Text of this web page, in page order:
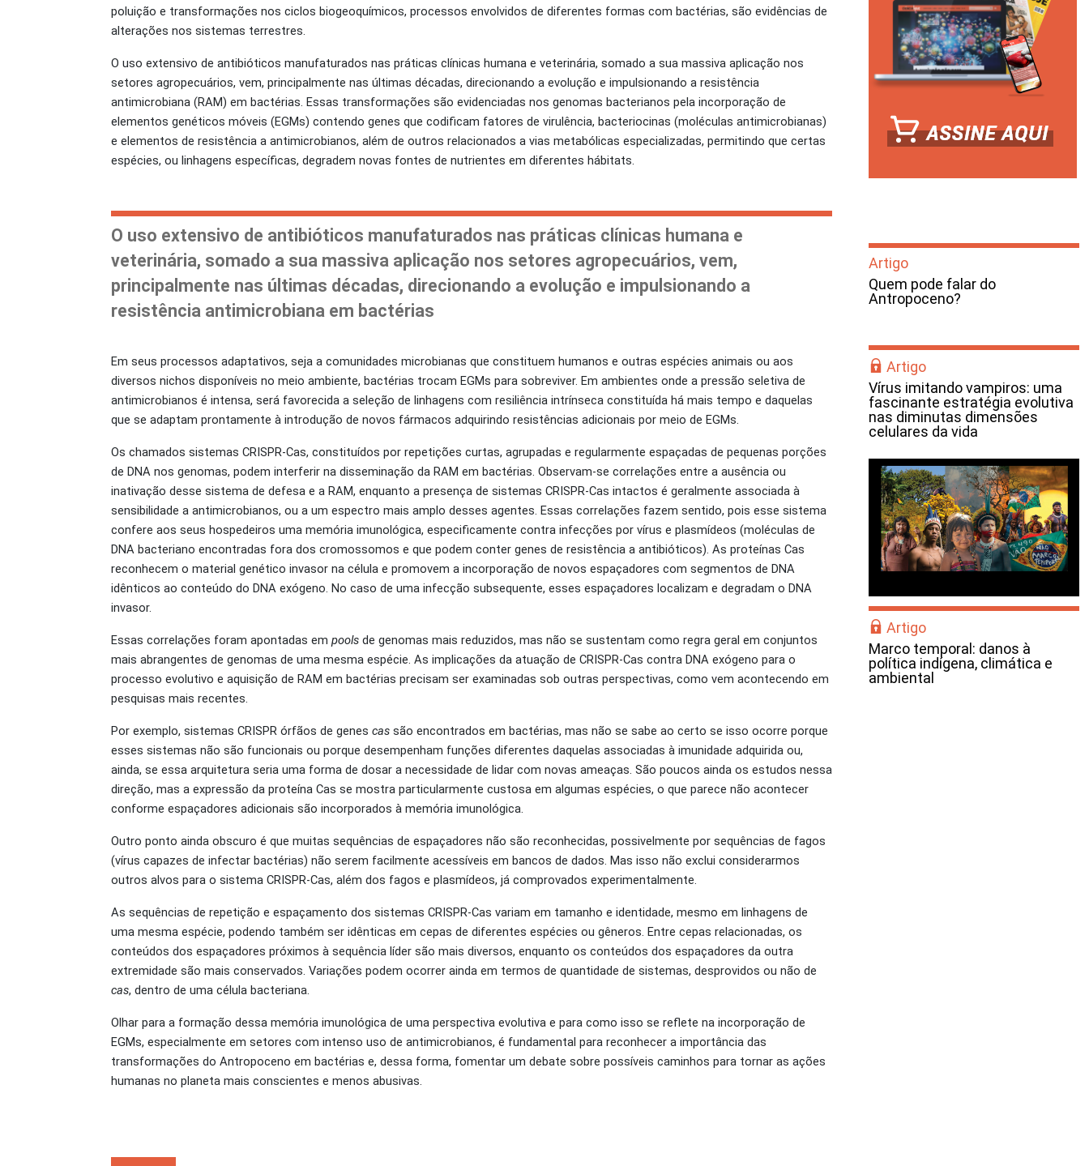
poluição e transformações nos ciclos biogeoquímicos, processos envolvidos de diferentes formas com bactérias, são evidências de
alterações nos sistemas terrestres.
O uso extensivo de antibióticos manufaturados nas práticas clínicas humana e veterinária, somado a sua massiva aplicação nos
setores agropecuários, vem, principalmente nas últimas décadas, direcionando a evolução e impulsionando a resistência
antimicrobiana (RAM) em bactérias. Essas transformações são evidenciadas nos genomas bacterianos pela incorporação de
elementos genéticos móveis (EGMs) contendo genes que codificam fatores de virulência, bacteriocinas (moléculas antimicrobianas)
e elementos de resistência a antimicrobianos, além de outros relacionados a vias metabólicas especializadas, permitindo que certas
espécies, ou linhagens específicas, degradem novas fontes de nutrientes em diferentes hábitats.
O uso extensivo de antibióticos manufaturados nas práticas clínicas humana e
veterinária, somado a sua massiva aplicação nos setores agropecuários, vem,
principalmente nas últimas décadas, direcionando a evolução e impulsionando a
resistência antimicrobiana em bactérias
Em seus processos adaptativos, seja a comunidades microbianas que constituem humanos e outras espécies animais ou aos
diversos nichos disponíveis no meio ambiente, bactérias trocam EGMs para sobreviver. Em ambientes onde a pressão seletiva de
antimicrobianos é intensa, será favorecida a seleção de linhagens com resiliência intrínseca constituída há mais tempo e daquelas
que se adaptam prontamente à introdução de novos fármacos adquirindo resistências adicionais por meio de EGMs.
Os chamados sistemas CRISPR-Cas, constituídos por repetições curtas, agrupadas e regularmente espaçadas de pequenas porções
de DNA nos genomas, podem interferir na disseminação da RAM em bactérias. Observam-se correlações entre a ausência ou
inativação desse sistema de defesa e a RAM, enquanto a presença de sistemas CRISPR-Cas intactos é geralmente associada à
sensibilidade a antimicrobianos, ou a um espectro mais amplo desses agentes. Essas correlações fazem sentido, pois esse sistema
confere aos seus hospedeiros uma memória imunológica, especificamente contra infecções por vírus e plasmídeos (moléculas de
DNA bacteriano encontradas fora dos cromossomos e que podem conter genes de resistência a antibióticos). As proteínas Cas
reconhecem o material genético invasor na célula e promovem a incorporação de novos espaçadores com segmentos de DNA
idênticos ao conteúdo do DNA exógeno. No caso de uma infecção subsequente, esses espaçadores localizam e degradam o DNA
invasor.
Essas correlações foram apontadas em pools de genomas mais reduzidos, mas não se sustentam como regra geral em conjuntos
mais abrangentes de genomas de uma mesma espécie. As implicações da atuação de CRISPR-Cas contra DNA exógeno para o
processo evolutivo e aquisição de RAM em bactérias precisam ser examinadas sob outras perspectivas, como vem acontecendo em
pesquisas mais recentes.
Por exemplo, sistemas CRISPR órfãos de genes cas são encontrados em bactérias, mas não se sabe ao certo se isso ocorre porque
esses sistemas não são funcionais ou porque desempenham funções diferentes daquelas associadas à imunidade adquirida ou,
ainda, se essa arquitetura seria uma forma de dosar a necessidade de lidar com novas ameaças. São poucos ainda os estudos nessa
direção, mas a expressão da proteína Cas se mostra particularmente custosa em algumas espécies, o que parece não acontecer
conforme espaçadores adicionais são incorporados à memória imunológica.
Outro ponto ainda obscuro é que muitas sequências de espaçadores não são reconhecidas, possivelmente por sequências de fagos
(vírus capazes de infectar bactérias) não serem facilmente acessíveis em bancos de dados. Mas isso não exclui considerarmos
outros alvos para o sistema CRISPR-Cas, além dos fagos e plasmídeos, já comprovados experimentalmente.
As sequências de repetição e espaçamento dos sistemas CRISPR-Cas variam em tamanho e identidade, mesmo em linhagens de
uma mesma espécie, podendo também ser idênticas em cepas de diferentes espécies ou gêneros. Entre cepas relacionadas, os
conteúdos dos espaçadores próximos à sequência líder são mais diversos, enquanto os conteúdos dos espaçadores da outra
extremidade são mais conservados. Variações podem ocorrer ainda em termos de quantidade de sistemas, desprovidos ou não de
cas, dentro de uma célula bacteriana.
Olhar para a formação dessa memória imunológica de uma perspectiva evolutiva e para como isso se reflete na incorporação de
EGMs, especialmente em setores com intenso uso de antimicrobianos, é fundamental para reconhecer a importância das
transformações do Antropoceno em bactérias e, dessa forma, fomentar um debate sobre possíveis caminhos para tornar as ações
humanas no planeta mais conscientes e menos abusivas.
Artigo
Quem pode falar do
Antropoceno?
Artigo
Vírus imitando vampiros: uma
fascinante estratégia evolutiva
nas diminutas dimensões
celulares da vida
Artigo
Marco temporal: danos à
política indígena, climática e
ambiental